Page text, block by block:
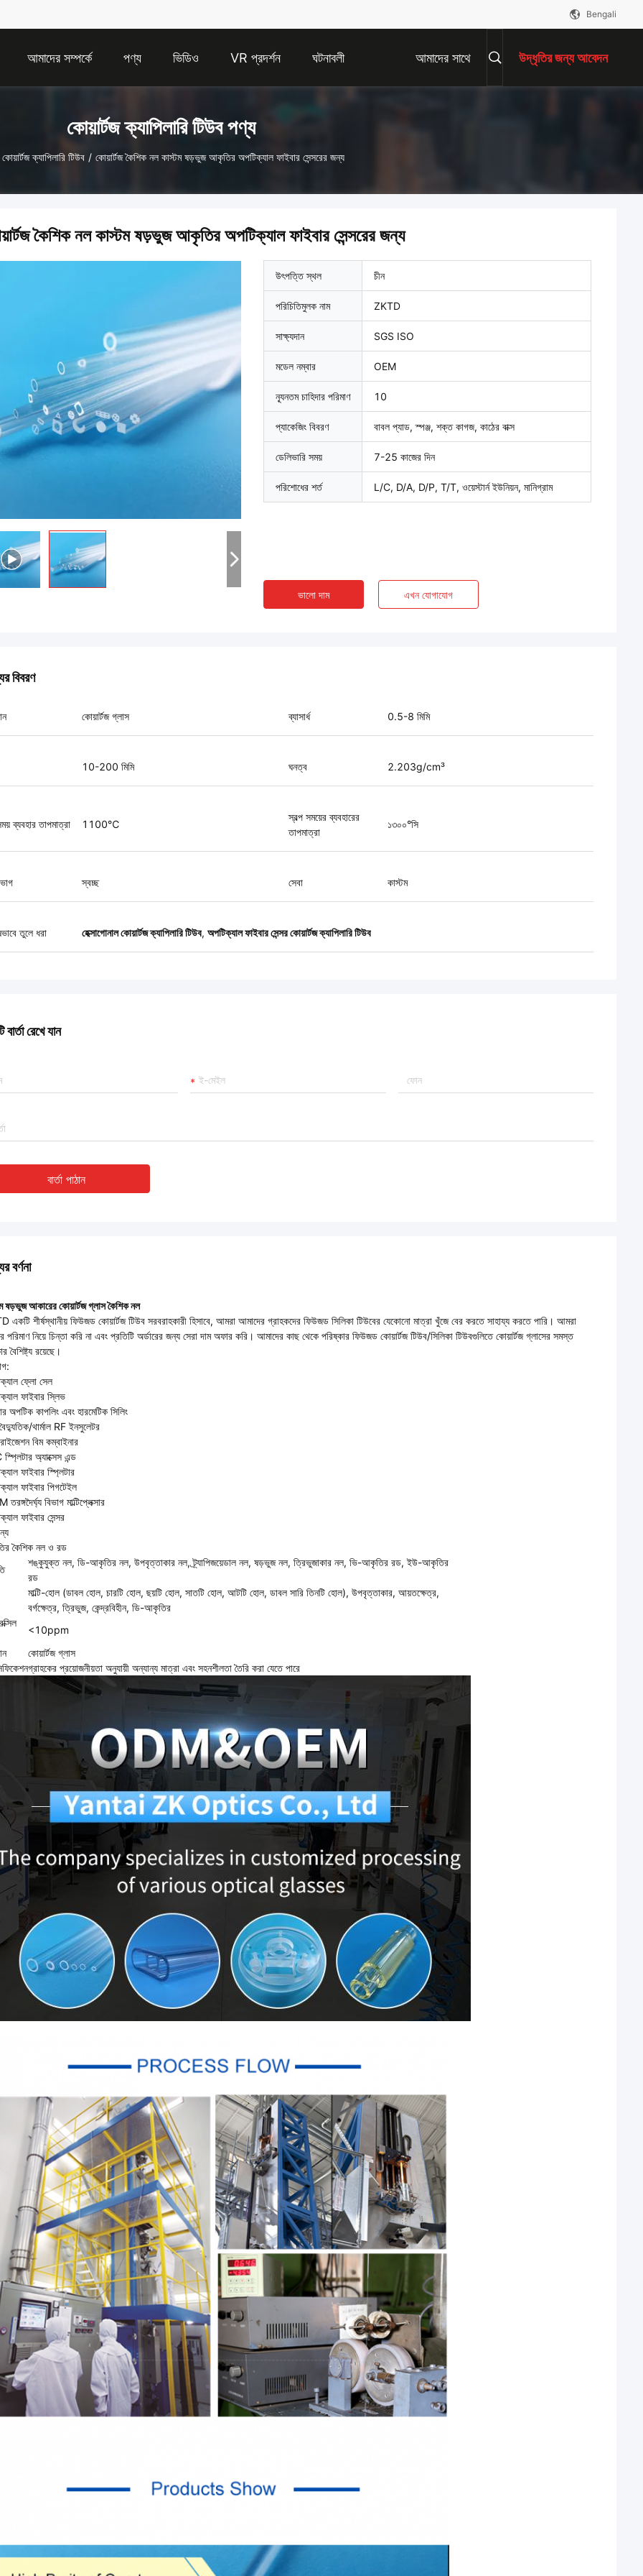
Bengali
আমাদের সম্পর্কে পণ্য ভিডিও VR প্রদর্শন ঘটনাবলী আমাদের সাথে উদ্ধৃতির জন্য আবেদন
কোয়ার্টজ ক্যাপিলারি টিউব পণ্য
কোয়ার্টজ ক্যাপিলারি টিউব / কোয়ার্টজ কৈশিক নল কাস্টম ষড়ভুজ আকৃতির অপটিক্যাল ফাইবার সেন্সরের জন্য
কৈশিক নল কাস্টম ষড়ভুজ আকৃতির অপটিক্যাল ফাইবার সেন্সরের জন্য
উৎপত্তি স্থল চীন
পরিচিতিমুলক নাম ZKTD
সাক্ষ্যদান SGS ISO
মডেল নম্বার OEM
ন্যূনতম চাহিদার পরিমাণ 10
প্যাকেজিং বিবরণ বাবল প্যাড, স্পঞ্জ, শক্ত কাগজ, কাঠের বাক্স
ডেলিভারি সময় 7-25 কাজের দিন
পরিশোধের শর্ত L/C, D/A, D/P, T/T, ওয়েস্টার্ন ইউনিয়ন, মানিগ্রাম
ভালো দাম এখন যোগাযোগ
বিবরণ
কোয়ার্টজ গ্লাস ব্যাসার্ধ 0.5-8 মিমি
10-200 মিমি ঘনত্ব 2.203g/cm³
ব্যবহার তাপমাত্রা 1100℃
স্বল্প সময়ের ব্যবহারের
তাপমাত্রা
১৩০০°সি
স্বচ্ছ সেবা কাস্টম
তুলে ধরা হেক্সাগোনাল কোয়ার্টজ ক্যাপিলারি টিউব, অপটিক্যাল ফাইবার সেন্সর কোয়ার্টজ ক্যাপিলারি টিউব
বার্তা রেখে যান
বার্তা পাঠান
বর্ণনা
ষড়ভুজ আকারের কোয়ার্টজ গ্লাস কৈশিক নল
একটি শীর্ষস্থানীয় ফিউজড কোয়ার্টজ টিউব সরবরাহকারী হিসাবে, আমরা আমাদের গ্রাহকদের ফিউজড সিলিকা টিউবের যেকোনো মাত্রা খুঁজে বের করতে সাহায্য করতে পারি। আমরা
পরিমাণ নিয়ে চিন্তা করি না এবং প্রতিটি অর্ডারের জন্য সেরা দাম অফার করি। আমাদের কাছ থেকে পরিষ্কার ফিউজড কোয়ার্টজ টিউব/সিলিকা টিউবগুলিতে কোয়ার্টজ গ্লাসের সমস্ত
বৈশিষ্ট্য রয়েছে।
ফ্লো সেল
ফাইবার স্লিভ
অপটিক কাপলিং এবং হারমেটিক সিলিং
থার্মাল RF ইনসুলেটর
বিম কম্বাইনার
অ্যাক্সেস এন্ড
ফাইবার স্প্লিটার
ফাইবার পিগটেইল
বিভাগ মাল্টিপ্লেক্সার
ফাইবার সেন্সর
কৈশিক নল ও রড
শঙ্কুযুক্ত নল, ডি-আকৃতির নল, উপবৃত্তাকার নল, ট্র্যাপিজয়েডাল নল, ষড়ভুজ নল, ত্রিভুজাকার নল, ভি-আকৃতির রড, ইউ-আকৃতির
রড
মাল্টি-হোল (ডাবল হোল, চারটি হোল, ছয়টি হোল, সাতটি হোল, আটটি হোল, ডাবল সারি তিনটি হোল), উপবৃত্তাকার, আয়তক্ষেত্র,
বর্গক্ষেত্র, ত্রিভুজ, কেন্দ্রবিহীন, ডি-আকৃতির
<10ppm
কোয়ার্টজ গ্লাস
গ্রাহকের প্রয়োজনীয়তা অনুযায়ী অন্যান্য মাত্রা এবং সহনশীলতা তৈরি করা যেতে পারে